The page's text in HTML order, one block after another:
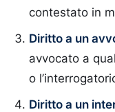
contestato in
Diritto a un
avvocato a
o
Diritto a un